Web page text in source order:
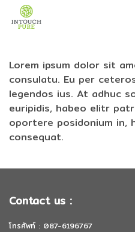
Lorem ipsum dolor sit
consulatu. Eu per
legendos ius. At adhuc
euripidis, habeo elitr
oportere posidonium in,
consequat.
Contact us :
โทรศัพท์ : 087-6196767